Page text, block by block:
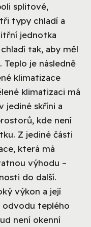
splitové,
typy chladí a
jednotka
tak, aby měl
je následně
klimatizace
klimatizaci má
jediné skříni a
kde není
Z jediné části
která má
výhodu –
do další.
výkon a její
odvodu teplého
není okenní